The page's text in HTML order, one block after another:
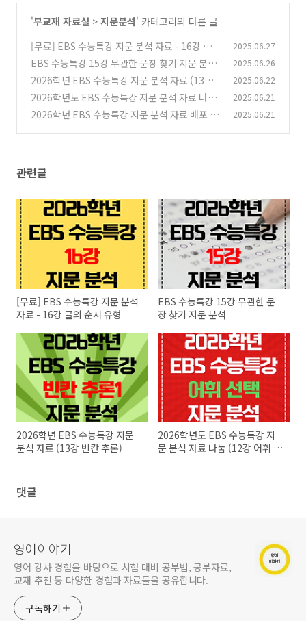
'부교재 자료실 > 지문분석' 카테고리의 다른 글
[무료] EBS 수능특강 지문 분석 자료 - 16강 글의
순서 유형 (0)
2025.06.27
EBS 수능특강 15강 무관한 문장 찾기 지문 분석
(1)
2025.06.26
2026학년 EBS 수능특강 지문 분석 자료 (13강
빈칸 추론)
(7)
2025.06.22
2026학년도 EBS 수능특강 지문 분석 자료 나눔
(12강 어휘 선택 문제) (1)
2025.06.21
2026학년 EBS 수능특강 지문 분석 자료 배포 (1
2025.06.21
관련글
[무료] EBS 수능특강 지문 분석
자료 - 16강 글의 순서 유형
EBS 수능특강 15강 무관한 문
장 찾기 지문 분석
2026학년 EBS 수능특강 지문
분석 자료 (13강 빈칸 추론)
2026학년도 EBS 수능특강 지
문 분석 자료 나눔 (12강 어휘 선
댓글
영어이야기
영어 강사 경험을 바탕으로 시험 대비 공부법, 공부자료,
교재 추천 등 다양한 경험과 자료들을 공유합니다.
구독하기